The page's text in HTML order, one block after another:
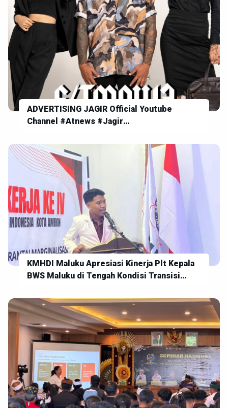
ADVERTISING JAGIR Official Youtube
Channel #Atnews #Jagir
KMHDI Maluku Apresiasi Kinerja Plt Kepala
BWS Maluku di Tengah Kondisi Transisi